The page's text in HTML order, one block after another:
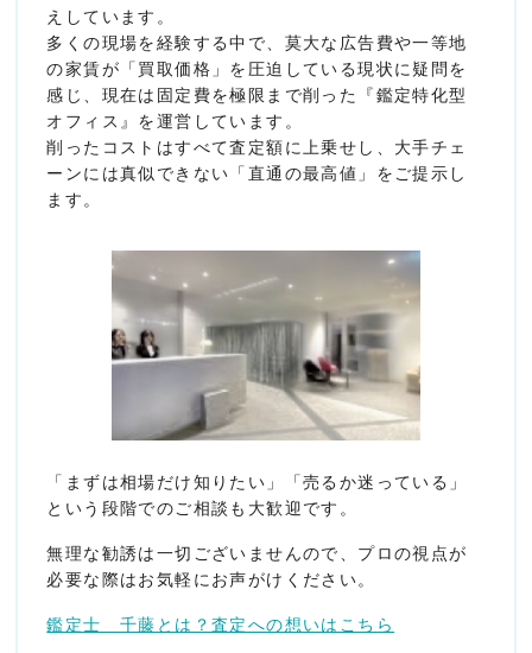
えしています。
多くの現場を経験する中で、莫大な広告費や一等地
の家賃が「買取価格」を圧迫している現状に疑問を
感じ、現在は固定費を極限まで削った『鑑定特化型
オフィス』を運営しています。
削ったコストはすべて査定額に上乗せし、大手チェ
ーンには真似できない「直通の最高値」をご提示し
ます。
「まずは相場だけ知りたい」「売るか迷っている」
という段階でのご相談も大歓迎です。
無理な勧誘は一切ございませんので、プロの視点が
必要な際はお気軽にお声がけください。
鑑定士 千藤とは？査定への想いはこちら